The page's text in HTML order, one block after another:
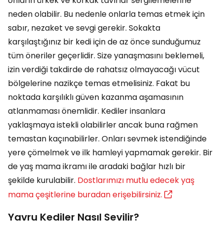
neden olabilir. Bu nedenle onlarla temas etmek için
sabır, nezaket ve sevgi gerekir. Sokakta
karşılaştığınız bir kedi için de az önce sunduğumuz
tüm öneriler geçerlidir. Size yanaşmasını beklemeli,
izin verdiği takdirde de rahatsız olmayacağı vücut
bölgelerine nazikçe temas etmelisiniz. Fakat bu
noktada karşılıklı güven kazanma aşamasının
atlanmaması önemlidir. Kediler insanlara
yaklaşmaya istekli olabilirler ancak buna rağmen
temastan kaçınabilirler. Onları sevmek istendiğinde
yere çömelmek ve ilk hamleyi yapmamak gerekir. Bir
de yaş mama ikramı ile aradaki bağlar hızlı bir
şekilde kurulabilir. Dostlarımızı mutlu edecek yaş
mama çeşitlerine buradan erişebilirsiniz.
Yavru Kediler Nasıl Sevilir?